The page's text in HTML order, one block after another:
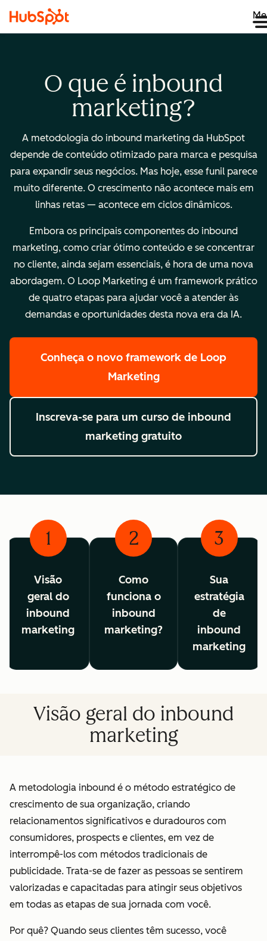
O que é inbound
marketing?
A metodologia do inbound marketing da HubSpot
depende de conteúdo otimizado para marca e pesquisa
para expandir seus negócios. Mas hoje, esse funil parece
muito diferente. O crescimento não acontece mais em
linhas retas — acontece em ciclos dinâmicos.
Embora os principais componentes do inbound
marketing, como criar ótimo conteúdo e se concentrar
no cliente, ainda sejam essenciais, é hora de uma nova
abordagem. O Loop Marketing é um framework prático
de quatro etapas para ajudar você a atender às
demandas e oportunidades desta nova era da IA.
Conheça o novo framework de Loop
Marketing
Inscreva-se para um curso de inbound
marketing gratuito
1
Visão
geral do
inbound
marketing
2
Como
funciona o
inbound
marketing?
3
Sua
estratégia
de
inbound
marketing
Visão geral do inbound
marketing
A metodologia inbound é o método estratégico de
crescimento de sua organização, criando
relacionamentos significativos e duradouros com
consumidores, prospects e clientes, em vez de
interrompê-los com métodos tradicionais de
publicidade. Trata-se de fazer as pessoas se sentirem
valorizadas e capacitadas para atingir seus objetivos
em todas as etapas de sua jornada com você.
Por quê? Quando seus clientes têm sucesso, você